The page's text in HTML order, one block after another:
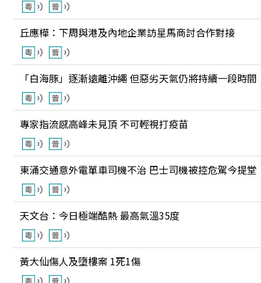
丘應樺：下周與港及內地企業訪星馬商討合作對接
「白海豚」逐漸遠離沖繩 但惡劣天氣仍將持續一段時間
專家指流感高峰未見頂 不可輕視打疫苗
東涌交通意外電單車司機不治 巴士司機被控危駕今提堂
天文台：今日極端酷熱 最高氣溫35度
黃大仙傷人及墮樓案 1死1傷